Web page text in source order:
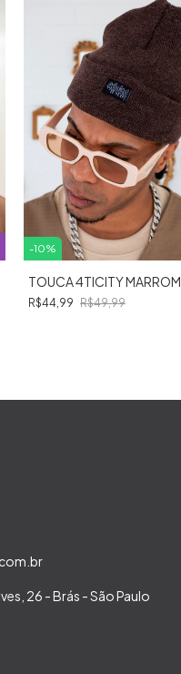
-10%
TOUCA 4TICITY MARROM
R$44,99 R$49,99
26 - Brás - São Paulo